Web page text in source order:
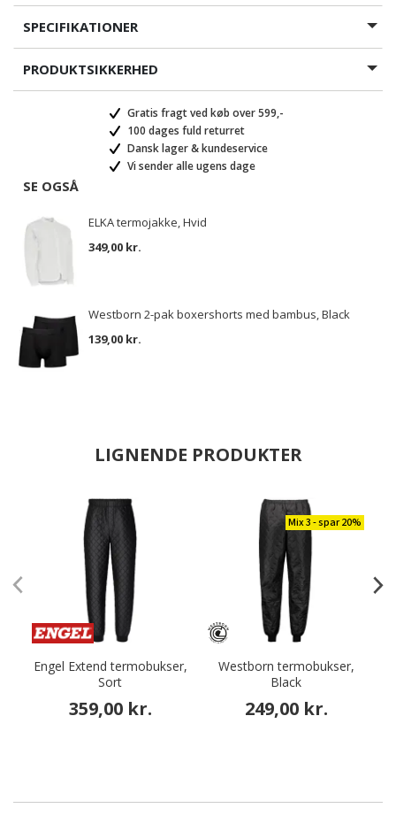
SPECIFIKATIONER
PRODUKTSIKKERHED
Gratis fragt ved køb over 599,-
100 dages fuld returret
Dansk lager & kundeservice
Vi sender alle ugens dage
SE OGSÅ
ELKA termojakke, Hvid
349,00 kr.
Westborn 2-pak boxershorts med bambus, Black
139,00 kr.
LIGNENDE PRODUKTER
Engel Extend termobukser,
Sort
359,00 kr.
Mix 3 - spar 20%
Westborn termobukser,
Black
249,00 kr.